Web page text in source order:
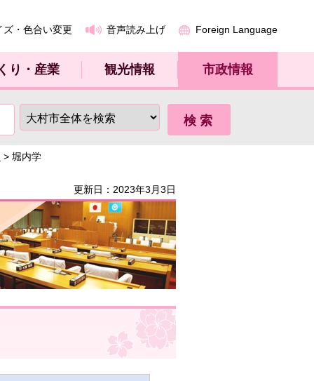
ズ・色合い変更 音声読み上げ Foreign Language
り・産業 観光情報 市政情報
> 堀内学
更新日：2023年3月3日